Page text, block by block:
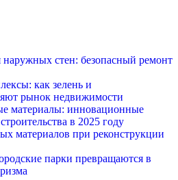
наружных стен: безопасный ремонт
как зелень и
рынок недвижимости
материалы: инновационные
в 2025 году
материалов при реконструкции
парки превращаются в